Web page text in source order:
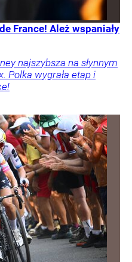
France! Ależ wspaniały
najszybsza na słynnym
Polka wygrała etap i